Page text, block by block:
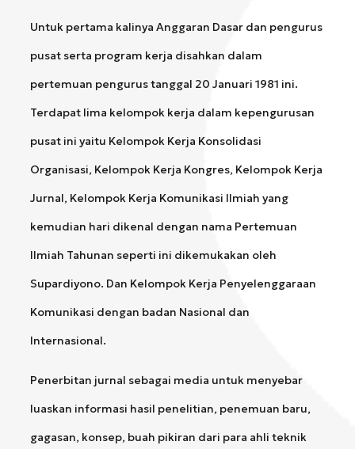
Untuk pertama kalinya Anggaran Dasar dan pengurus
pusat serta program kerja disahkan dalam
pertemuan pengurus tanggal 20 Januari 1981 ini.
Terdapat lima kelompok kerja dalam kepengurusan
pusat ini yaitu Kelompok Kerja Konsolidasi
Organisasi, Kelompok Kerja Kongres, Kelompok Kerja
Jurnal, Kelompok Kerja Komunikasi Ilmiah yang
kemudian hari dikenal dengan nama Pertemuan
Ilmiah Tahunan seperti ini dikemukakan oleh
Supardiyono. Dan Kelompok Kerja Penyelenggaraan
Komunikasi dengan badan Nasional dan
Internasional.
Penerbitan jurnal sebagai media untuk menyebar
luaskan informasi hasil penelitian, penemuan baru,
gagasan, konsep, buah pikiran dari para ahli teknik